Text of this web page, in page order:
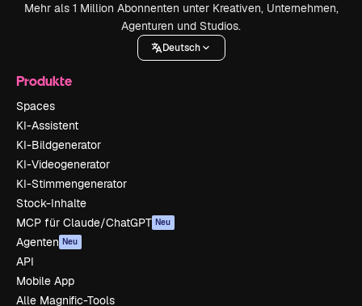
Mehr als 1 Million Abonnenten unter Kreativen, Unternehmen,
Agenturen und Studios.
Deutsch
Produkte
Spaces
KI-Assistent
KI-Bildgenerator
KI-Videogenerator
KI-Stimmengenerator
Stock-Inhalte
MCP für Claude/ChatGPT Neu
Agenten Neu
API
Mobile App
Alle Magnific-Tools